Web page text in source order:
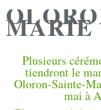
MARIE
Plusieurs
tiendront le
Oloron-Sainte-
mai à